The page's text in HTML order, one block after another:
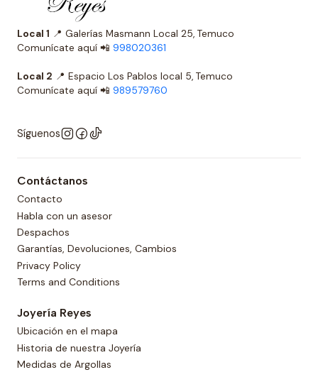
Local 1 📍 Galerías Masmann Local 25, Temuco
Comunícate aquí 📲 998020361
Local 2 📍 Espacio Los Pablos local 5, Temuco
Comunícate aquí 📲 989579760
Síguenos
Contáctanos
Contacto
Habla con un asesor
Despachos
Garantías, Devoluciones, Cambios
Privacy Policy
Terms and Conditions
Joyería Reyes
Ubicación en el mapa
Historia de nuestra Joyería
Medidas de Argollas